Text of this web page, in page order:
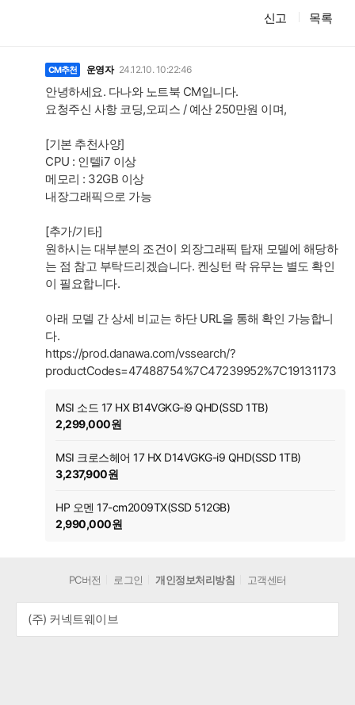
신고 목록
CM추천 운영자 24.12.10. 10:22:46
안녕하세요. 다나와 노트북 CM입니다.
요청주신 사항 코딩,오피스 / 예산 250만원 이며,
[기본 추천사양]
CPU : 인텔i7 이상
메모리 : 32GB 이상
내장그래픽으로 가능
[추가/기타]
원하시는 대부분의 조건이 외장그래픽 탑재 모델에 해당하
는 점 참고 부탁드리겠습니다. 켄싱턴 락 유무는 별도 확인
이 필요합니다.
아래 모델 간 상세 비교는 하단 URL을 통해 확인 가능합니
다.
https://prod.danawa.com/vssearch/?
productCodes=47488754%7C47239952%7C19131173
MSI 소드 17 HX B14VGKG-i9 QHD(SSD 1TB)
2,299,000원
MSI 크로스헤어 17 HX D14VGKG-i9 QHD(SSD 1TB)
3,237,900원
HP 오멘 17-cm2009TX(SSD 512GB)
2,990,000원
PC버전 로그인 개인정보처리방침 고객센터
(주) 커넥트웨이브